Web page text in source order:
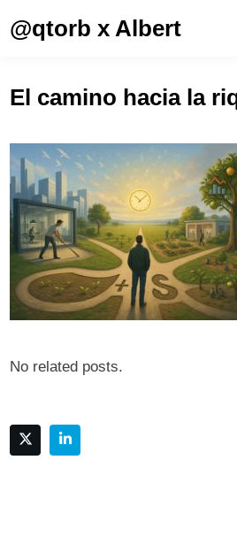
@qtorb x Albert
El camino hacia la
No related posts.